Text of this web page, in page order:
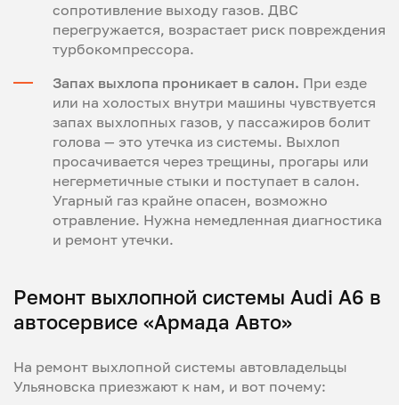
сопротивление выходу газов. ДВС
перегружается, возрастает риск повреждения
турбокомпрессора.
Запах выхлопа проникает в салон. При езде
или на холостых внутри машины чувствуется
запах выхлопных газов, у пассажиров болит
голова — это утечка из системы. Выхлоп
просачивается через трещины, прогары или
негерметичные стыки и поступает в салон.
Угарный газ крайне опасен, возможно
отравление. Нужна немедленная диагностика
и ремонт утечки.
Ремонт выхлопной системы Audi A6 в
автосервисе «Армада Авто»
На ремонт выхлопной системы автовладельцы
Ульяновска приезжают к нам, и вот почему: